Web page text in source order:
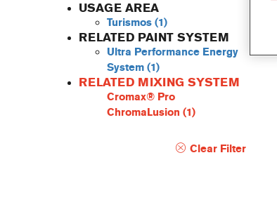
USAGE AREA
Turismos (1)
RELATED PAINT SYSTEM
Ultra Performance Energy
System (1)
RELATED MIXING SYSTEM
Cromax® Pro
ChromaLusion (1)
Clear Filter